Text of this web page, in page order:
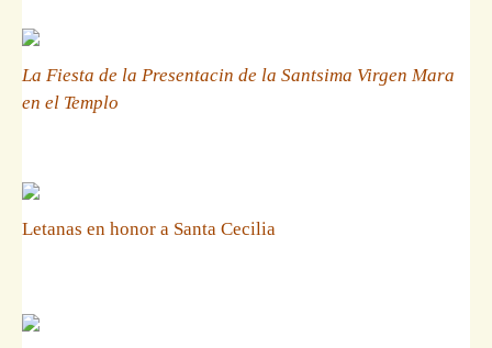
La Fiesta de la Presentacin de la Santsima Virgen Mara
en el Templo
Letanas en honor a Santa Cecilia